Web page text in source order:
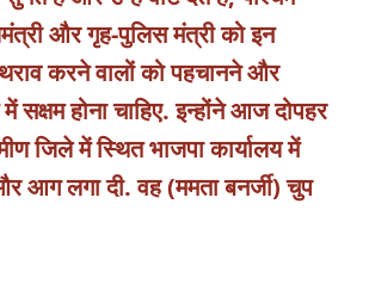
और गृह-पुलिस मंत्री को इन
करने वालों को पहचानने और
सक्षम होना चाहिए. इन्होंने आज दोपहर
जिले में स्थित भाजपा कार्यालय में
आग लगा दी. वह (ममता बनर्जी) चुप